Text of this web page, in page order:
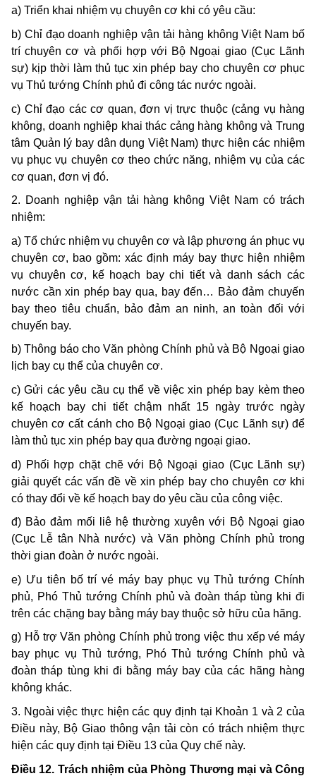
a) Triển khai nhiệm vụ chuyên cơ khi có yêu cầu:
b) Chỉ đạo doanh nghiệp vận tải hàng không Việt Nam bố
trí chuyên cơ và phối hợp với Bộ Ngoại giao (Cục Lãnh
sự) kịp thời làm thủ tục xin phép bay cho chuyên cơ phục
vụ Thủ tướng Chính phủ đi công tác nước ngoài.
c) Chỉ đạo các cơ quan, đơn vị trực thuộc (cảng vụ hàng
không, doanh nghiệp khai thác cảng hàng không và Trung
tâm Quản lý bay dân dụng Việt Nam) thực hiện các nhiệm
vụ phục vụ chuyên cơ theo chức năng, nhiệm vụ của các
cơ quan, đơn vị đó.
2. Doanh nghiệp vận tải hàng không Việt Nam có trách
nhiệm:
a) Tổ chức nhiệm vụ chuyên cơ và lập phương án phục vụ
chuyên cơ, bao gồm: xác định máy bay thực hiện nhiệm
vụ chuyên cơ, kế hoạch bay chi tiết và danh sách các
nước cần xin phép bay qua, bay đến… Bảo đảm chuyến
bay theo tiêu chuẩn, bảo đảm an ninh, an toàn đối với
chuyến bay.
b) Thông báo cho Văn phòng Chính phủ và Bộ Ngoại giao
lịch bay cụ thể của chuyên cơ.
c) Gửi các yêu cầu cụ thể về việc xin phép bay kèm theo
kế hoạch bay chi tiết chậm nhất 15 ngày trước ngày
chuyên cơ cất cánh cho Bộ Ngoại giao (Cục Lãnh sự) để
làm thủ tục xin phép bay qua đường ngoại giao.
d) Phối hợp chặt chẽ với Bộ Ngoại giao (Cục Lãnh sự)
giải quyết các vấn đề về xin phép bay cho chuyên cơ khi
có thay đổi về kế hoạch bay do yêu cầu của công việc.
đ) Bảo đảm mối liê hệ thường xuyên với Bộ Ngoại giao
(Cục Lễ tân Nhà nước) và Văn phòng Chính phủ trong
thời gian đoàn ở nước ngoài.
e) Ưu tiên bố trí vé máy bay phục vụ Thủ tướng Chính
phủ, Phó Thủ tướng Chính phủ và đoàn tháp tùng khi đi
trên các chặng bay bằng máy bay thuộc sở hữu của hãng.
g) Hỗ trợ Văn phòng Chính phủ trong việc thu xếp vé máy
bay phục vụ Thủ tướng, Phó Thủ tướng Chính phủ và
đoàn tháp tùng khi đi bằng máy bay của các hãng hàng
không khác.
3. Ngoài việc thực hiện các quy định tại Khoản 1 và 2 của
Điều này, Bộ Giao thông vận tải còn có trách nhiệm thực
hiện các quy định tại Điều 13 của Quy chế này.
Điều 12. Trách nhiệm của Phòng Thương mại và Công